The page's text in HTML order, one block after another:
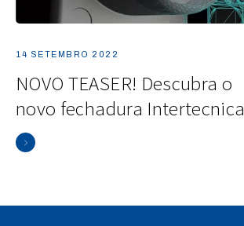
14 SETEMBRO 2022
NOVO TEASER! Descubra o
novo fechadura Intertecnica